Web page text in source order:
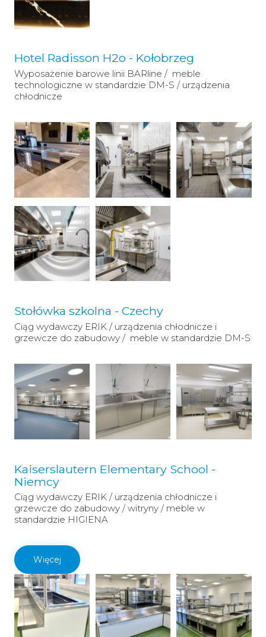
Hotel Radisson H2o - Kołobrzeg
Wyposażenie barowe linii BARline / meble
technologiczne w standardzie DM-S / urządzenia
chłodnicze
Stołówka szkolna - Czechy
Ciąg wydawczy ERIK / urządzenia chłodnicze i
grzewcze do zabudowy / meble w standardzie DM-S
Kaiserslautern Elementary School -
Niemcy
Ciąg wydawczy ERIK / urządzenia chłodnicze i
grzewcze do zabudowy / witryny / meble w
standardzie HIGIENA
Więcej